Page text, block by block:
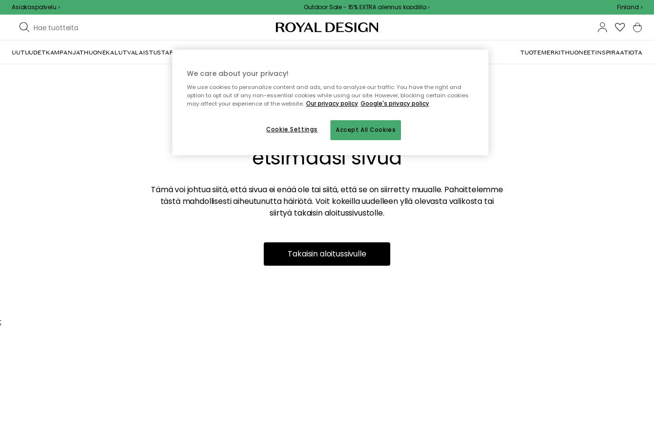
Asiakaspalvelu Outdoor Sale - 15% EXTRA alennus koodilla Finland
UUTUUDETKAMPANJATHUONEKALUTVALAISTUSTARJOILU JA KATTAUSSISUSTUSTEKSTIILIT & MATOTKEITTIÖSÄILYTYSULKOKALUSTEET TUOTEMERKITHUONEETINSPIRAATIOTA
Emme valitettavasti löydä
etsimääsi sivua
Tämä voi johtua siitä, että sivua ei enää ole tai siitä, että se on siirretty muualle. Pahoittelemme
tästä mahdollisesti aiheutunutta häiriötä. Voit kokeilla uudelleen yllä olevasta valikosta tai
siirtyä takaisin aloitussivustolle.
Takaisin aloitussivulle
;
We care about your privacy!
We use cookies to personalize content and ads, and to analyze our traffic. You have the right and
option to opt out of any non-essential cookies while using our site. However, blocking certain cookies
may affect your experience of the website. Our privacy policy Google's privacy policy
Accept All Cookies
Cookie Settings